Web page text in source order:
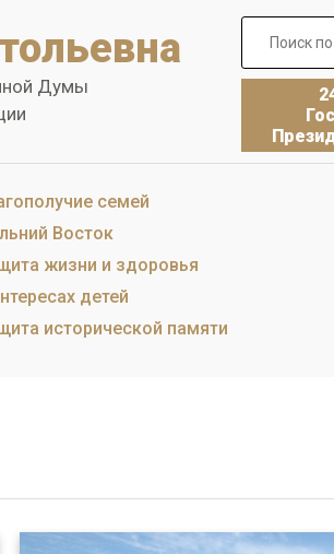
Думы
семей
Восток
жизни и здоровья
детей
исторической памяти